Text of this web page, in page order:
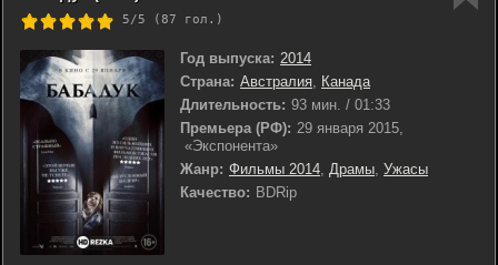
5/5 (87 гол.)
Год выпуска: 2014
Страна: Австралия, Канада
Длительность: 93 мин. / 01:33
Премьера (РФ): 29 января 2015,
«Экспонента»
Жанр: Фильмы 2014, Драмы, Ужасы
Качество: BDRip